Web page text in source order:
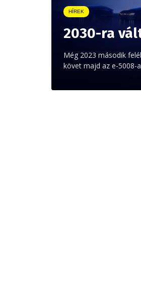
HÍREK
2030-ra
Még 2023 második
követ majd az e-5008-